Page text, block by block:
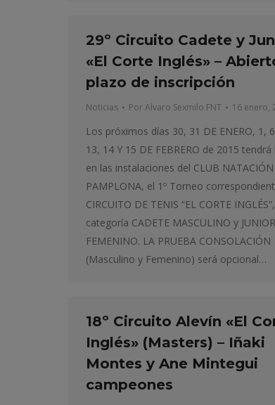
29º Circuito Cadete y
«El Corte Inglés» –
plazo de inscripción
Noticias PorAlvaro Sexmilo FNT 16 enero,
Los próximos días 30, 31 DE ENERO, 1,
13, 14 Y 15 DE FEBRERO de 2015 tendrá
en las instalaciones del CLUB NATACIÓN
PAMPLONA, el 1º Torneo
CIRCUITO DE TENIS “EL CORTE
categoría CADETE MASCULINO y JUNIOR
FEMENINO. LA PRUEBA CONSOLACIÓN
(Masculino y Femenino) será opcional…
18º Circuito Alevín «El
Inglés» (Masters) – Iñaki
Montes y Ane Mintegui
campeones